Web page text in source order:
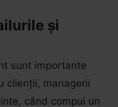
și
sunt importante
clienții, managerii
când compui un